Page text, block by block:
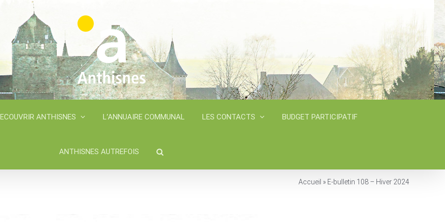
ANTHISNES L’ANNUAIRE COMMUNAL LES CONTACTS BUDGET PARTICIPATIF
ANTHISNES AUTREFOIS
Accueil » E-bulletin 108 – Hiver 2024